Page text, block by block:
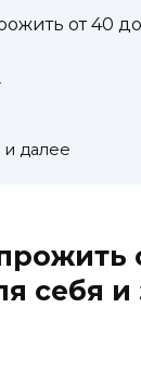
oт 40
и дaлee
ceбя и